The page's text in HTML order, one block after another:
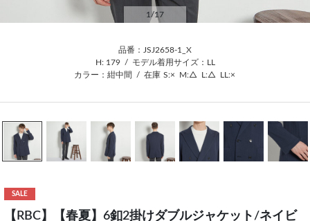
1 /17
品番：JSJ2658-1_X
H: 179
/
モデル着用サイズ：LL
カラー：紺中間
/ 在庫 S:× M:△ L:△ LL:×
SALE
【RBC】【春夏】6釦2掛けダブルジャケット/ネイビ